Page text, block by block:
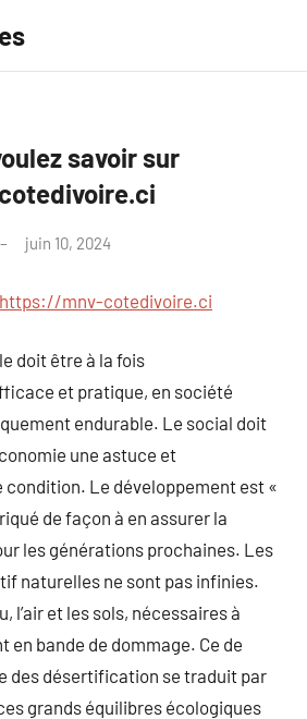
savoir sur
juin 10, 2024
https://mnv-cotedivoire.ci
doit être à la fois
et pratique, en société
endurable. Le social doit
une astuce et
condition. Le développement est «
de façon à en assurer la
les générations prochaines. Les
naturelles ne sont pas infinies.
l’air et les sols, nécessaires à
en bande de dommage. Ce de
des désertification se traduit par
grands équilibres écologiques